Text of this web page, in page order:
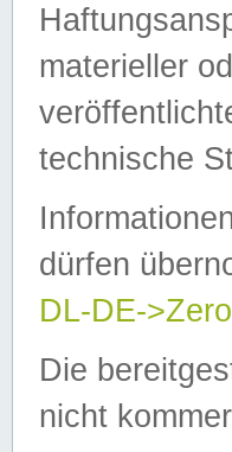
materieller
technische
dürfen
DL-DE-
Die
nicht